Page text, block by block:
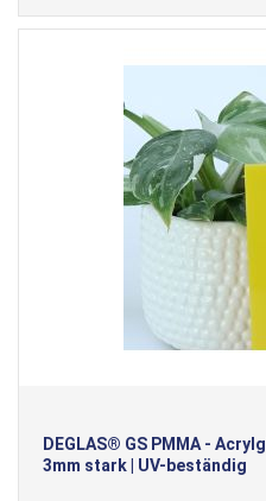
DEGLAS® GS PMMA -
3mm stark | UV-beständig